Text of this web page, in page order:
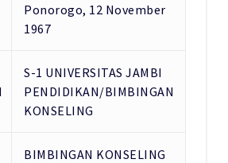
Ponorogo, 12 November
1967
S-1 UNIVERSITAS JAMBI
PENDIDIKAN/BIMBINGAN
KONSELING
BIMBINGAN KONSELING